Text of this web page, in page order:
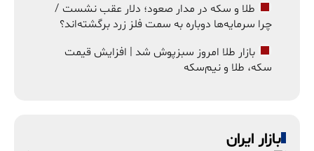
طلا و سکه در مدار صعود؛ دلار عقب نشست /
چرا سرمایه‌ها دوباره به سمت فلز زرد برگشته‌اند؟
بازار طلا امروز سبزپوش شد | افزایش قیمت
سکه، طلا و نیم‌سکه
بازار ایران